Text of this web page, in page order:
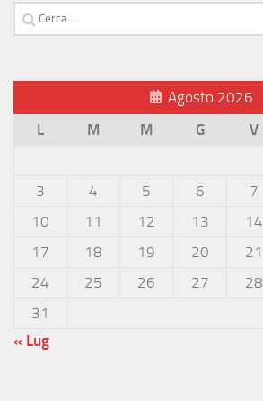
Ricerca
per:
Agosto 2026
L
M M G V
3
4 5 6 7
10
11 12 13 14
17
18 19 20 21
24
25 26 27 28
31
« Lug